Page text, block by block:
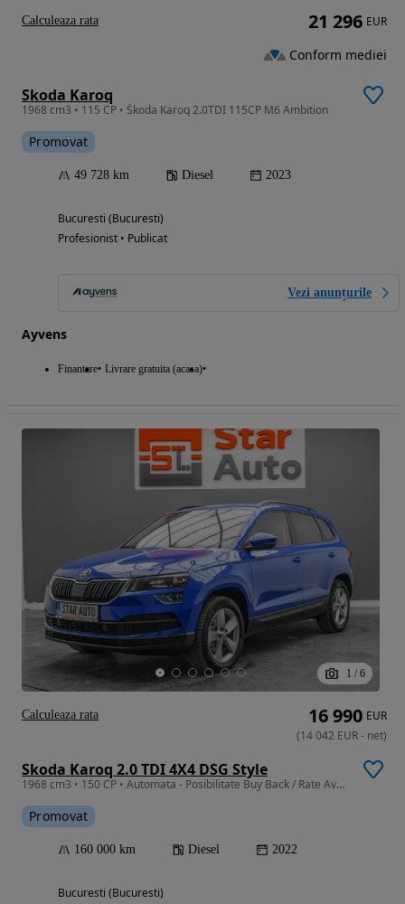
Skoda Karoq
1968 cm3 • 115 CP • Škoda Karoq 2.0TDI 115CP M6 Ambition
Promovat
49 728 km Diesel 2023
Bucuresti (Bucuresti)
Profesionist • Publicat
Vezi anunțurile
Ayvens
Finantare Livrare gratuita (acasa)
21 296 EUR
Conform mediei
Calculeaza rata
1 / 6
Skoda Karoq 2.0 TDI 4X4 DSG Style
1968 cm3 • 150 CP • Automata - Posibilitate Buy Back / Rate Avans 0% / Garantie 36 Luni
Promovat
160 000 km Diesel 2022
Bucuresti (Bucuresti)
16 990 EUR
(14 042 EUR- net)
Calculeaza rata